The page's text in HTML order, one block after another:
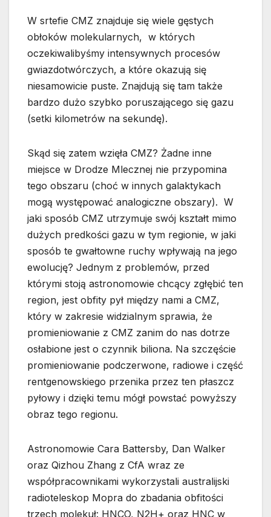
W srtefie CMZ znajduje się wiele gęstych
obłoków molekularnych, w których
oczekiwalibyśmy intensywnych procesów
gwiazdotwórczych, a które okazują się
niesamowicie puste. Znajdują się tam także
bardzo dużo szybko poruszającego się gazu
(setki kilometrów na sekundę).
Skąd się zatem wzięła CMZ? Żadne inne
miejsce w Drodze Mlecznej nie przypomina
tego obszaru (choć w innych galaktykach
mogą występować analogiczne obszary). W
jaki sposób CMZ utrzymuje swój kształt mimo
dużych predkości gazu w tym regionie, w jaki
sposób te gwałtowne ruchy wpływają na jego
ewolucję? Jednym z problemów, przed
którymi stoją astronomowie chcący zgłębić ten
region, jest obfity pył między nami a CMZ,
który w zakresie widzialnym sprawia, że
promieniowanie z CMZ zanim do nas dotrze
osłabione jest o czynnik biliona. Na szczęście
promieniowanie podczerwone, radiowe i część
rentgenowskiego przenika przez ten płaszcz
pyłowy i dzięki temu mógł powstać powyższy
obraz tego regionu.
Astronomowie Cara Battersby, Dan Walker
oraz Qizhou Zhang z CfA wraz ze
współpracownikami wykorzystali australijski
radioteleskop Mopra do zbadania obfitości
trzech molekuł: HNCO, N2H+ oraz HNC w